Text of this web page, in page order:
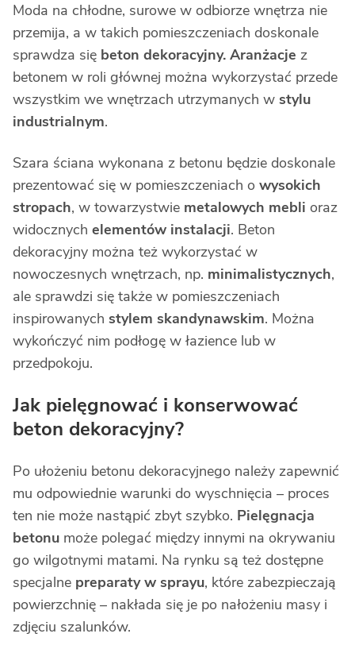
Moda na chłodne, surowe w odbiorze wnętrza nie
przemija, a w takich pomieszczeniach doskonale
sprawdza się beton dekoracyjny. Aranżacje z
betonem w roli głównej można wykorzystać przede
wszystkim we wnętrzach utrzymanych w stylu
industrialnym.
Szara ściana wykonana z betonu będzie doskonale
prezentować się w pomieszczeniach o wysokich
stropach, w towarzystwie metalowych mebli oraz
widocznych elementów instalacji. Beton
dekoracyjny można też wykorzystać w
nowoczesnych wnętrzach, np. minimalistycznych,
ale sprawdzi się także w pomieszczeniach
inspirowanych stylem skandynawskim. Można
wykończyć nim podłogę w łazience lub w
przedpokoju.
Jak pielęgnować i konserwować
beton dekoracyjny?
Po ułożeniu betonu dekoracyjnego należy zapewnić
mu odpowiednie warunki do wyschnięcia – proces
ten nie może nastąpić zbyt szybko. Pielęgnacja
betonu może polegać między innymi na okrywaniu
go wilgotnymi matami. Na rynku są też dostępne
specjalne preparaty w sprayu, które zabezpieczają
powierzchnię – nakłada się je po nałożeniu masy i
zdjęciu szalunków.